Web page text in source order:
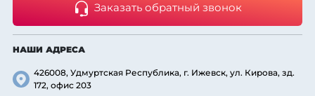
Заказать обратный звонок
НАШИ АДРЕСА
426008, Удмуртская Республика, г. Ижевск, ул. Кирова, зд.
172, офис 203